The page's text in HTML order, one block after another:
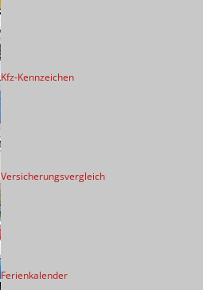
Kfz-Kennzeichen
Versicherungsvergleich
Ferienkalender